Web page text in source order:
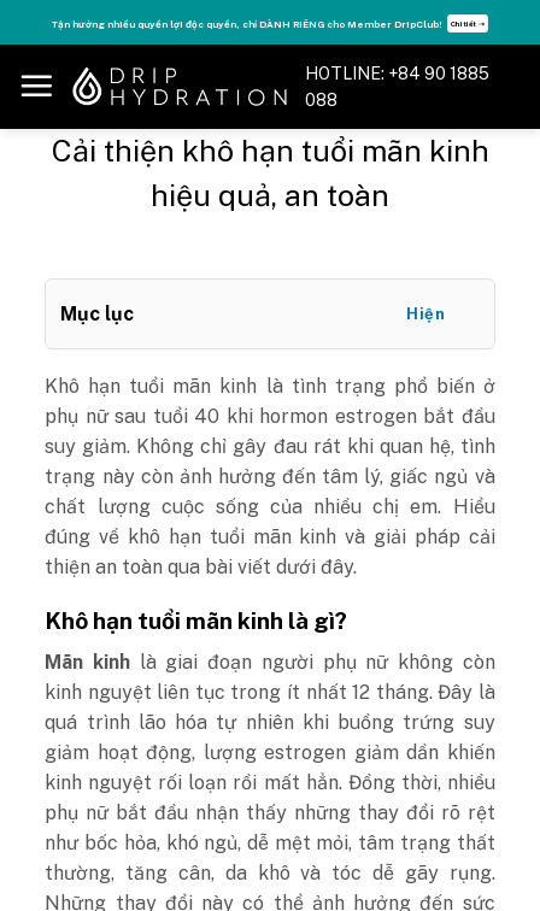
to
content
Tăng năng lượng - sống đỉnh cao với thẻ Vitamin Drip Membership. Xem ngay ➝
HOTLINE: +84 90 1885
088
Cải thiện khô hạn tuổi mãn kinh
hiệu quả, an toàn
Mục lục Hiện
Khô hạn tuổi mãn kinh là tình trạng phổ biến ở
phụ nữ sau tuổi 40 khi hormon estrogen bắt đầu
suy giảm. Không chỉ gây đau rát khi quan hệ, tình
trạng này còn ảnh hưởng đến tâm lý, giấc ngủ và
chất lượng cuộc sống của nhiều chị em. Hiểu
đúng về khô hạn tuổi mãn kinh và giải pháp cải
thiện an toàn qua bài viết dưới đây.
Khô hạn tuổi mãn kinh là gì?
Mãn kinh là giai đoạn người phụ nữ không còn
kinh nguyệt liên tục trong ít nhất 12 tháng. Đây là
quá trình lão hóa tự nhiên khi buồng trứng suy
giảm hoạt động, lượng estrogen giảm dần khiến
kinh nguyệt rối loạn rồi mất hẳn. Đồng thời, nhiều
phụ nữ bắt đầu nhận thấy những thay đổi rõ rệt
như bốc hỏa, khó ngủ, dễ mệt mỏi, tâm trạng thất
thường, tăng cân, da khô và tóc dễ gãy rụng.
Những thay đổi này có thể ảnh hưởng đến sức